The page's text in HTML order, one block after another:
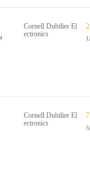
Cornell Dubilier El
ectronics
Cornell Dubilier El
ectronics
5